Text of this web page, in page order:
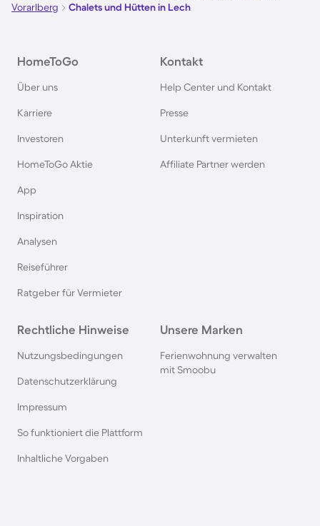
Chalets und Hütten im Sauerland
Hütten und Chalets im Montafon
Chalets und Hütten in Schladming
Chalets und Hütten in Zell am See
Chalets und Hütten in Kitzbühel
Chalets und Hütten in Brandenburg
Vorarlberg
Chalets und Hütten in Lech
HomeToGo
Über uns
Karriere
Investoren
HomeToGo Aktie
App
Inspiration
Analysen
Reiseführer
Ratgeber für Vermieter
Kontakt
Help Center und Kontakt
Presse
Unterkunft vermieten
Affiliate Partner werden
Rechtliche Hinweise
Nutzungsbedingungen
Datenschutzerklärung
Impressum
So funktioniert die Plattform
Inhaltliche Vorgaben
Unsere Marken
Ferienwohnung verwalten
mit Smoobu